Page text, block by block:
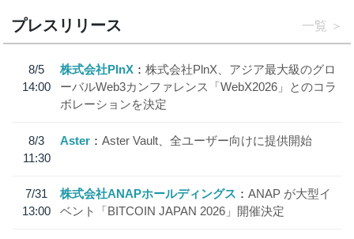
プレスリリース 一覧
8/5
14:00
株式会社PlnX
株式会社PlnX、アジア最大級のグロ
ーバルWeb3カンファレンス「WebX2026」とのコラ
ボレーションを決定
8/3
11:30
Aster Aster Vault、全ユーザー向けに提供開始
7/31
13:00
株式会社ANAPホールディングス
ANAP が大型イ
ベント「BITCOIN JAPAN 2026」開催決定